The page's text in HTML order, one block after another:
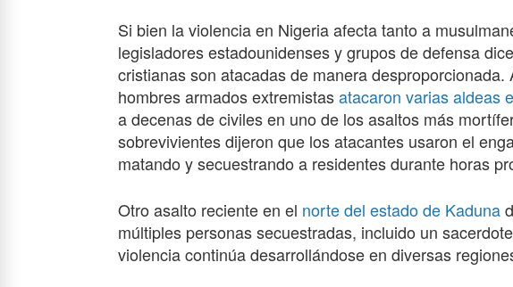
Si bien la violencia en Nigeria afecta tanto a
legisladores estadounidenses y grupos de defensa
cristianas son atacadas de manera desproporcionada.
hombres armados extremistasatacaron varias aldeas
a decenas de civiles en uno de los asaltos más
sobrevivientes dijeron que los atacantes usaron el
matando y secuestrando a residentes durante horas
Otro asalto reciente en el norte del estado de Kaduna
múltiples personas secuestradas, incluido un
violencia continúa desarrollándose en diversas